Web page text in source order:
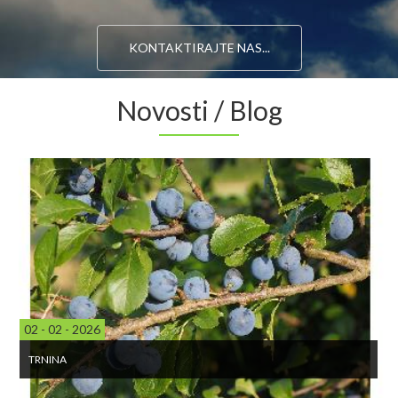
KONTAKTIRAJTE NAS...
Novosti / Blog
02 - 02 - 2026
TRNINA